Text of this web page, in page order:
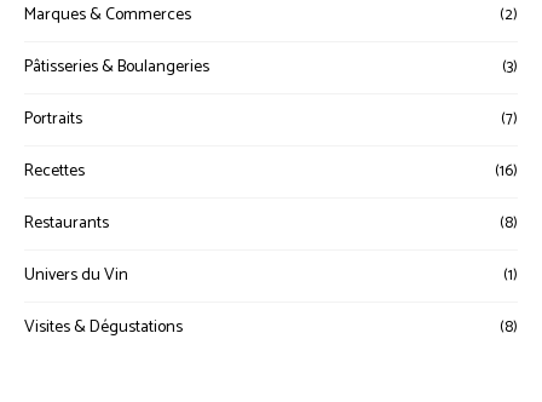
Marques & Commerces (2)
Pâtisseries & Boulangeries (3)
Portraits (7)
Recettes (16)
Restaurants (8)
Univers du Vin (1)
Visites & Dégustations (8)